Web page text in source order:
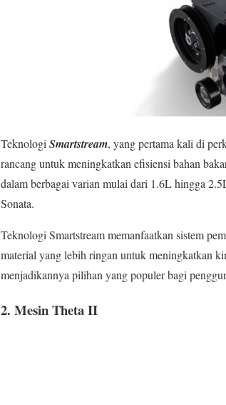
TeknologiSmartstream, yang pertama kali di
rancang untuk meningkatkan efisiensi bahan
dalam berbagai varian mulai dari 1.6L hingga
Sonata.
Teknologi Smartstream memanfaatkan sistem
material yang lebih ringan untuk meningkatkan
menjadikannya pilihan yang populer bagi
2. Mesin Theta II